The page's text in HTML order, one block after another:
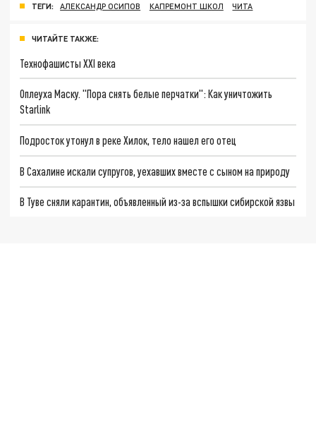
ТЕГИ: АЛЕКСАНДР ОСИПОВ КАПРЕМОНТ ШКОЛ ЧИТА
ЧИТАЙТЕ ТАКЖЕ:
Технофашисты XXI века
Оплеуха Маску. "Пора снять белые перчатки": Как уничтожить
Starlink
Подросток утонул в реке Хилок, тело нашел его отец
В Сахалине искали супругов, уехавших вместе с сыном на природу
В Туве сняли карантин, объявленный из-за вспышки сибирской язвы